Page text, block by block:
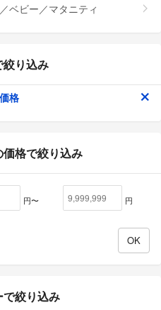
ベビー／マタニティ
絞り込み
格
価格で絞り込み
円〜 円
で絞り込み